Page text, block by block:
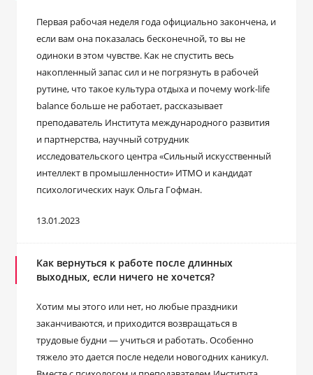
Первая рабочая неделя года официально закончена, и
если вам она показалась бесконечной, то вы не
одиноки в этом чувстве. Как не спустить весь
накопленный запас сил и не погрязнуть в рабочей
рутине, что такое культура отдыха и почему work-life
balance больше не работает, рассказывает
преподаватель Института международного развития
и партнерства, научный сотрудник
исследовательского центра «Сильный искусственный
интеллект в промышленности» ИТМО и кандидат
психологических наук Ольга Гофман.
13.01.2023
Как вернуться к работе после длинных
выходных, если ничего не хочется?
Хотим мы этого или нет, но любые праздники
заканчиваются, и приходится возвращаться в
трудовые будни — учиться и работать. Особенно
тяжело это дается после недели новогодних каникул.